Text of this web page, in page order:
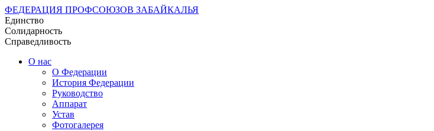
ФЕДЕРАЦИЯ ПРОФСОЮЗОВ ЗАБАЙКАЛЬЯ
Единство
Солидарность
Справедливость
О нас
О Федерации
История Федерации
Руководство
Аппарат
Устав
Фотогалерея